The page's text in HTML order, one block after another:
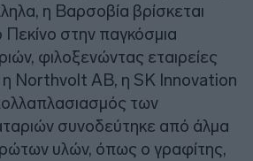
η Βαρσοβία βρίσκεται
στην παγκόσμια
φιλοξενώντας εταιρείες
Northvolt AB, η SK Innovation
των
συνοδεύτηκε από άλμα
υλών, όπως ο γραφίτης,